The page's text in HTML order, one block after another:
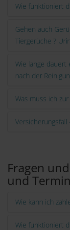
Wie funktioniert
Gehen auch
Tiergerüche ?
Wie lange dauert
nach der
Was muss ich
Versicherungsfall
Fragen
und
Wie kann ich
Wie funktioniert